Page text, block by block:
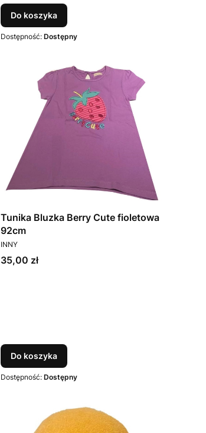
Do koszyka
Dostępność: Dostępny
Tunika Bluzka Berry Cute fioletowa
92cm
PRODUCENT
INNY
Cena
35,00 zł
Do koszyka
Dostępność: Dostępny